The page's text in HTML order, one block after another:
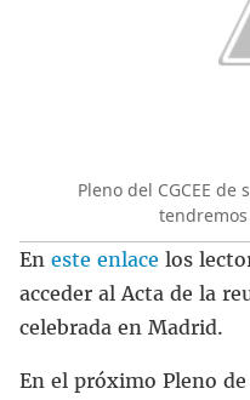
Pleno del CGCEE
tendremos
En este enlace los
acceder al Acta de la
celebrada en Madrid.
En el próximo Pleno